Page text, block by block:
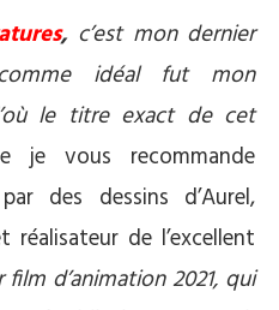
, c’est mon dernier
idéal fut mon
le titre exact de cet
je vous recommande
des dessins d’Aurel,
réalisateur de l’excellent
d’animation 2021, qui